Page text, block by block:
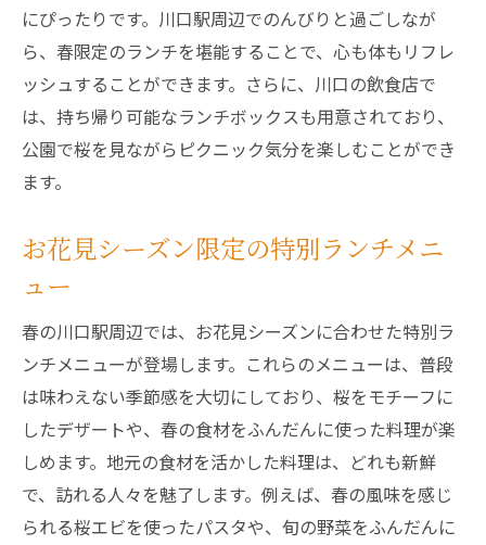
にぴったりです。川口駅周辺でのんびりと過ごしなが
ら、春限定のランチを堪能することで、心も体もリフレ
ッシュすることができます。さらに、川口の飲食店で
は、持ち帰り可能なランチボックスも用意されており、
公園で桜を見ながらピクニック気分を楽しむことができ
ます。
お花見シーズン限定の特別ランチメニ
ュー
春の川口駅周辺では、お花見シーズンに合わせた特別ラ
ンチメニューが登場します。これらのメニューは、普段
は味わえない季節感を大切にしており、桜をモチーフに
したデザートや、春の食材をふんだんに使った料理が楽
しめます。地元の食材を活かした料理は、どれも新鮮
で、訪れる人々を魅了します。例えば、春の風味を感じ
られる桜エビを使ったパスタや、旬の野菜をふんだんに